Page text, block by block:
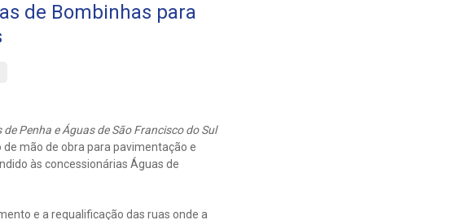
de Bombinhas para
Penha e Águas de São Francisco do Sul
mão de obra para pavimentação e
às concessionárias Águas de
e a requalificação das ruas onde a